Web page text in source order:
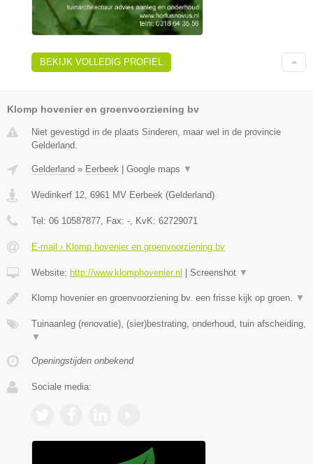
BEKIJK VOLLEDIG PROFIEL
Klomp hovenier en groenvoorziening bv
Niet gevestigd in de plaats Sinderen, maar wel in de provincie
Gelderland.
Gelderland » Eerbeek Google maps ▼
Wedinkerf 12, 6961 MV Eerbeek (Gelderland)
Tel: 06 10587877, Fax: -, KvK: 62729071
E-mail › Klomp hovenier en groenvoorziening bv
Website: http://www.klomphovenier.nl Screenshot ▼
Klomp hovenier en groenvoorziening bv. een frisse kijk op groen. ▼
Tuinaanleg (renovatie), (sier)bestrating, onderhoud, tuin afscheiding,
▼
Openingstijden onbekend
Sociale media: